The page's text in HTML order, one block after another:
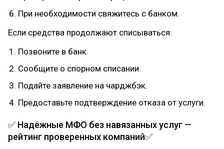
При необходимости свяжитесь с банком.
Если средства продолжают списываться:
Позвоните в банк.
Сообщите о спорном списании.
Подайте заявление на чарджбэк.
Предоставьте подтверждение отказа от услуги.
✅ Надёжные МФО без навязанных услуг —
рейтинг проверенных компаний✅